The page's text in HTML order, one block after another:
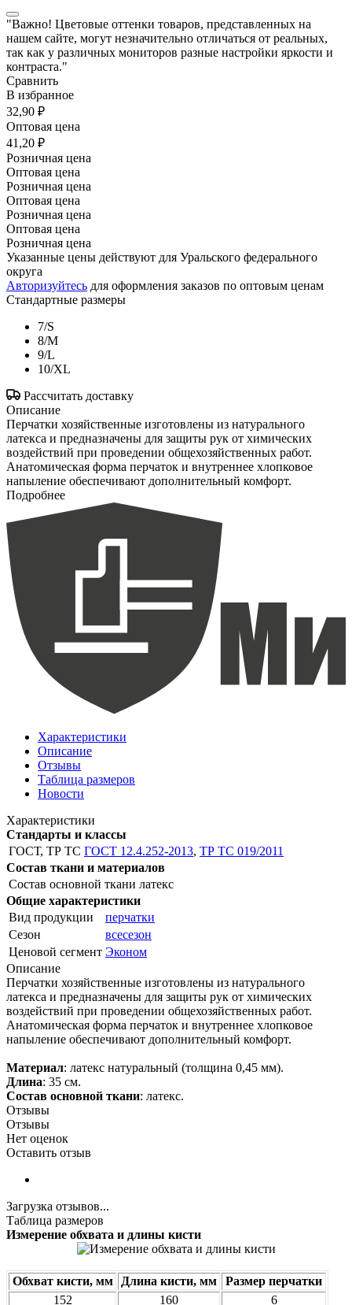
"Важно! Цветовые оттенки товаров, представленных на
нашем сайте, могут незначительно отличаться от реальных,
так как у различных мониторов разные настройки яркости и
контраста."
Сравнить
В избранное
32,90 ₽
Оптовая цена
41,20 ₽
Розничная цена
Оптовая цена
Розничная цена
Оптовая цена
Розничная цена
Оптовая цена
Розничная цена
Указанные цены действуют для Уральского федерального
округа
Авторизуйтесь для оформления заказов по оптовым ценам
Стандартные размеры
7/S
8/M
9/L
10/XL
Рассчитать доставку
Описание
Перчатки хозяйственные изготовлены из натурального
латекса и предназначены для защиты рук от химических
воздействий при проведении общехозяйственных работ.
Анатомическая форма перчаток и внутреннее хлопковое
напыление обеспечивают дополнительный комфорт.
Подробнее
Характеристики
Описание
Отзывы
Таблица размеров
Новости
Характеристики
Стандарты и классы
ГОСТ, ТР ТС ГОСТ 12.4.252-2013, ТР ТС 019/2011
Состав ткани и материалов
Состав основной ткани латекс
Общие характеристики
Вид продукции
перчатки
Сезон
всесезон
Ценовой сегмент Эконом
Описание
Перчатки хозяйственные изготовлены из натурального
латекса и предназначены для защиты рук от химических
воздействий при проведении общехозяйственных работ.
Анатомическая форма перчаток и внутреннее хлопковое
напыление обеспечивают дополнительный комфорт.
Материал: латекс натуральный (толщина 0,45 мм).
Длина: 35 см.
Состав основной ткани: латекс.
Отзывы
Отзывы
Нет оценок
Оставить отзыв
Загрузка отзывов...
Таблица размеров
Измерение обхвата и длины кисти
Обхват кисти, мм Длина кисти, мм
Размер перчатки
152
160 6